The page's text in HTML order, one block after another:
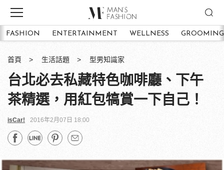
FASHION ENTERTAINMENT WELLNESS GROOMING
首頁 生活話題 型男知識家
台北必去私藏特色咖啡廳、下午
茶精選，用紅包犒賞一下自己！
isCar! 2016年2月07日 18:00